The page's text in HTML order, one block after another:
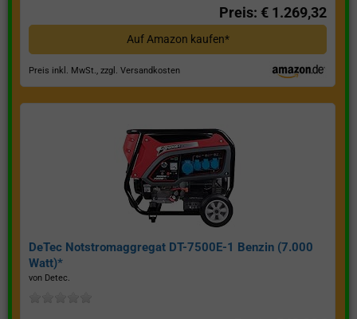
Preis: € 1.269,32
Auf Amazon kaufen*
Preis inkl. MwSt., zzgl. Versandkosten
DeTec Notstromaggregat DT-7500E-1 Benzin (7.000
Watt)*
von Detec.